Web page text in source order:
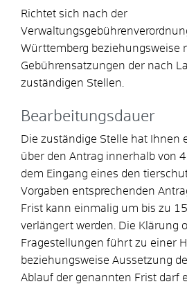
Richtet sich nach der
Württemberg beziehungsweise
Gebührensatzungen der nach
zuständigen Stellen.
Bearbeitungsdauer
Die zuständige Stelle hat Ihnen
über den Antrag innerhalb von
dem Eingang eines den
Vorgaben entsprechenden
Frist kann einmalig um bis zu
verlängert werden. Die Klärung
Fragestellungen führt zu einer
beziehungsweise Aussetzung
Ablauf der genannten Frist darf